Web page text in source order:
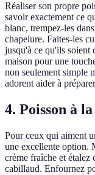
Réaliser son propre
savoir exactement ce
blanc, trempez-les
chapelure. Faites-les
jusqu'à ce qu'ils soient
maison pour une
non seulement simple
adorent aider à
4. Poisson à
Pour ceux qui aiment
une excellente option.
crème fraîche et étalez
cabillaud. Enfournez